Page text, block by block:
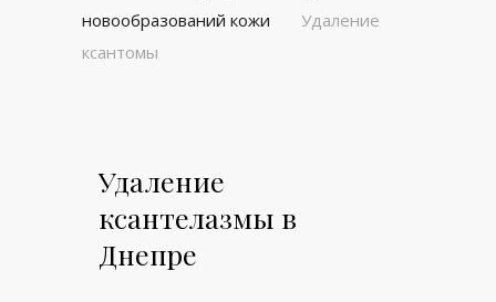
новообразований кожи
Удаление
ксантомы
Удаление
ксантелазмы в
Днепре